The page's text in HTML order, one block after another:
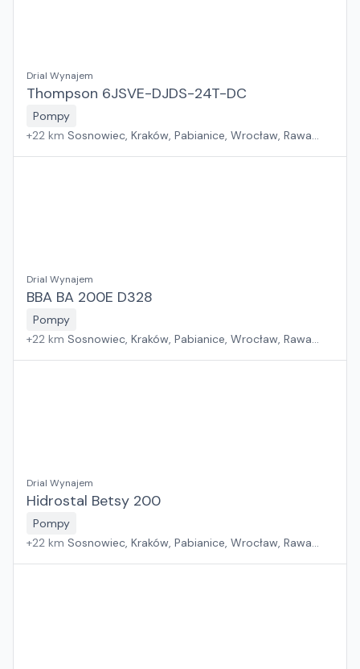
Drial Wynajem
Thompson 6JSVE-DJDS-24T-DC
Pompy
+22 km Sosnowiec, Kraków, Pabianice, Wrocław, Rawa
Drial Wynajem
BBA BA 200E D328
Pompy
+22 km Sosnowiec, Kraków, Pabianice, Wrocław, Rawa
Drial Wynajem
Hidrostal Betsy 200
Pompy
+22 km Sosnowiec, Kraków, Pabianice, Wrocław, Rawa